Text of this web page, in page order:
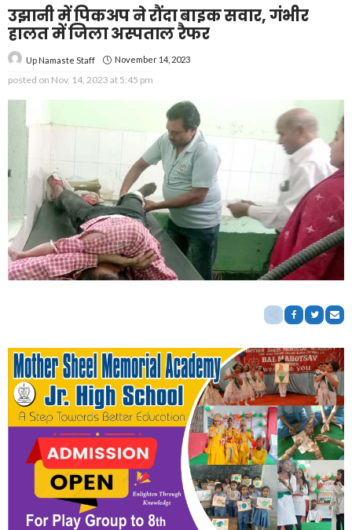
उझानी में पिकअप ने रौंदा बाइक सवार, गंभीर
हालत में जिला अस्पताल रैफर
Up Namaste Staff November 14, 2023
posted on Nov. 14, 2023 at 5:45 pm